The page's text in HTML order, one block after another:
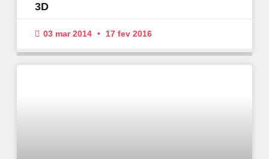
3D
03 mar 2014 17 fev 2016